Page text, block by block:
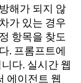
해가 되지 않
가 있는 경우
항목을 찾도
. 프롬프트에
다. 실시간 웹
에이전트 웹